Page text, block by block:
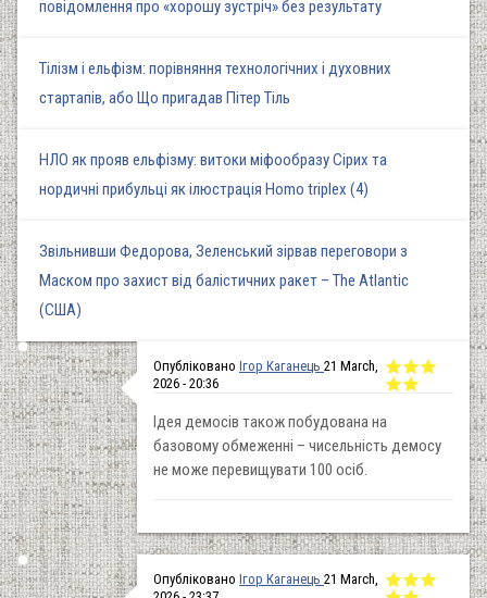
повідомлення про «хорошу зустріч» без результату
Тілізм і ельфізм: порівняння технологічних і духовних
стартапів, або Що пригадав Пітер Тіль
НЛО як прояв ельфізму: витоки міфообразу Сірих та
нордичні прибульці як ілюстрація Homo triplex (4)
Звільнивши Федорова, Зеленський зірвав переговори з
Маском про захист від балістичних ракет – The Atlantic
(США)
Опубліковано Ігор Каганець 21 March,
2026 - 20:36
Ідея демосів також побудована на
базовому обмеженні – чисельність демосу
не може перевищувати 100 осіб.
Опубліковано Ігор Каганець 21 March,